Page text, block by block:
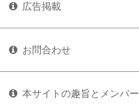
広告掲載
お問合わせ
本サイトの趣旨とメンバー